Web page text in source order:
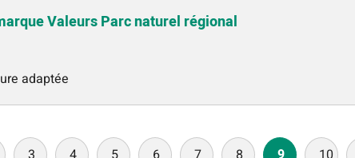
Valeurs Parc naturel régional
adaptée